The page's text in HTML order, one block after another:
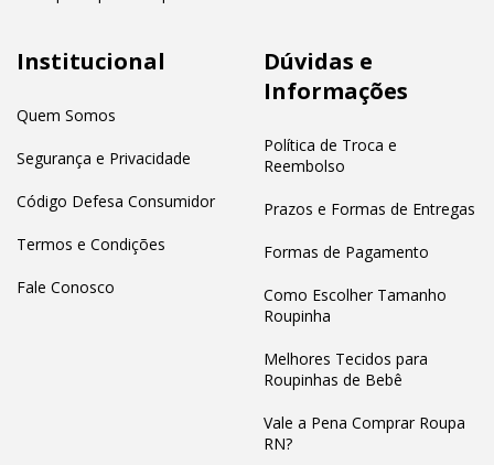
Institucional
Quem Somos
Segurança e Privacidade
Código Defesa Consumidor
Termos e Condições
Fale Conosco
Dúvidas e
Informações
Política de Troca e
Reembolso
Prazos e Formas de Entregas
Formas de Pagamento
Como Escolher Tamanho
Roupinha
Melhores Tecidos para
Roupinhas de Bebê
Vale a Pena Comprar Roupa
RN?